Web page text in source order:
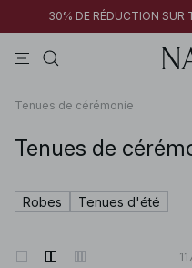
30% DE RÉDUCTION
Tenues de cérémonie
Tenues de
Robes Tenues d'été